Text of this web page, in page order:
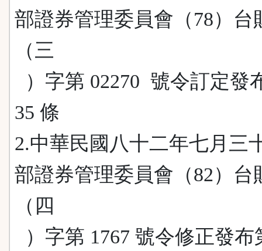
部證券管理委員會（78）台
（三
）字第 02270 號令訂定發
35 條
2.中華民國八十二年七月三
部證券管理委員會（82）台
（四
）字第 1767 號令修正發布